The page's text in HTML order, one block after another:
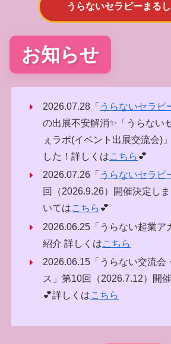
うらないセラピーまる
お知らせ
2026.07.28「 うらないセラピ
の出展不安解消✨️「うらない
ぇラボ(イベント出展交流会)
した！詳しくはこちら 💕
2026.07.26「 うらないセラピ
回（2026.9.26）開催決定し
いてはこちら 💕
2026.06.25「うらない起業ア
紹介 詳しくはこちら
2026.06.15「うらない交流会
ス」第10回（2026.7.12）開
💕詳しくはこちら